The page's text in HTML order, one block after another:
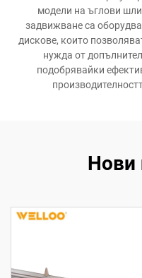
модели на ъглови
задвижване са
дискове, които
нужда от
подобрявайки
Нови